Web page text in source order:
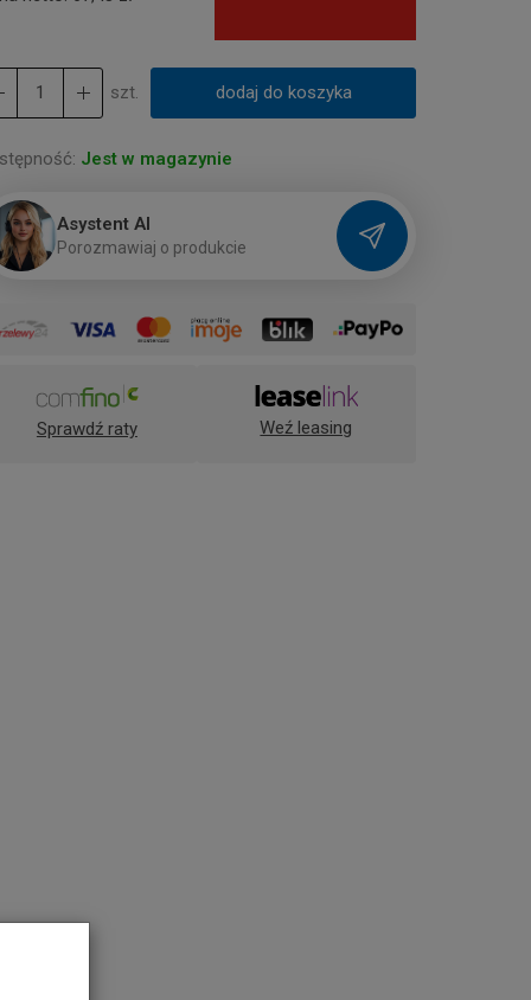
szt. dodaj do koszyka
Jest w magazynie
Asystent AI
Porozmawiaj o produkcie
Sprawdź raty Weź leasing